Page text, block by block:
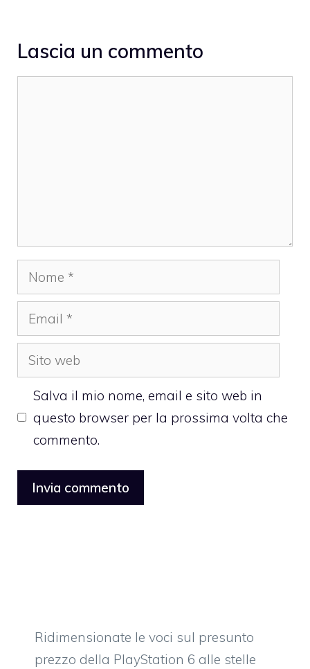
Lascia un commento
Nome
Email
Sito
web
Salva il mio nome, email e sito web in
questo browser per la prossima volta che
commento.
Ridimensionate le voci sul presunto
prezzo della PlayStation 6 alle stelle